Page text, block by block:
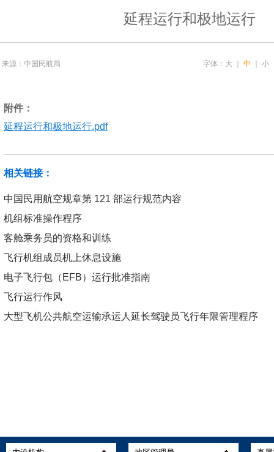
延程运行和极地运行
来源：中国民航局 字体： 大 ｜中 ｜小
附件：
延程运行和极地运行.pdf
相关链接：
中国民用航空规章第 121 部运行规范内容
机组标准操作程序
客舱乘务员的资格和训练
飞行机组成员机上休息设施
电子飞行包（EFB）运行批准指南
飞行运行作风
大型飞机公共航空运输承运人延长驾驶员飞行年限管理程序